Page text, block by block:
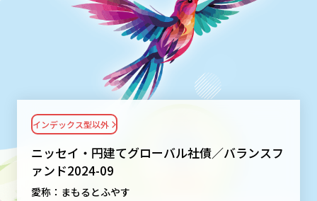
ファンド検索
ファンド比較
決算カレンダー
海外休日カレンダー
マーケット情報TOP
マーケット指数
マーケットレポート
大関 洋の「十字路」
資産形成ポータル
資産形成ポータルTOP
資産形成サービス
サステナビリティ
サステナビリティTOP
ニッセイアセットについて
ニッセイ・円建てグローバル社債／バランスフ
ァンド2024-09
愛称：まもるとふやす
インデックス型以外